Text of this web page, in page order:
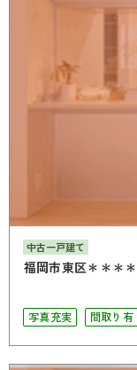
中古一戸建て
福岡市東区＊＊＊＊
写真充実
間取り有